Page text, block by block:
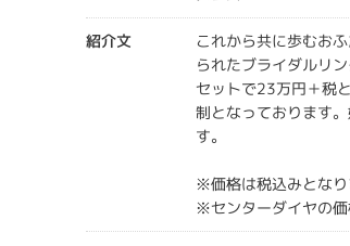
紹介文
これから共に歩むお
られたブライダルリ
セットで23万円＋税
制となっております
す。
※価格は税込みとなり
※センターダイヤの価